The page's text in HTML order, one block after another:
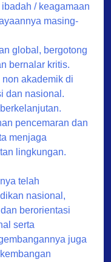
/ keagamaan
masing-
global, bergotong
bernalar kritis.
akademik di
dan nasional.
pencemaran dan
menjaga
lingkungan.
telah
nasional,
berorientasi
serta
juga